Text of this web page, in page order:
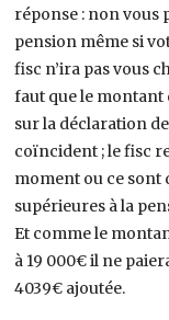
réponse : non vous
pension même si
fisc n’ira pas vous
faut que le
sur la déclaration
coïncident ; le fisc
moment ou ce sont
supérieures à la
Et comme le
à 19 000€ il ne
4039€ ajoutée.